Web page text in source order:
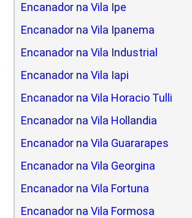
Encanador na Vila Ipe
Encanador na Vila Ipanema
Encanador na Vila Industrial
Encanador na Vila Iapi
Encanador na Vila Horacio Tulli
Encanador na Vila Hollandia
Encanador na Vila Guararapes
Encanador na Vila Georgina
Encanador na Vila Fortuna
Encanador na Vila Formosa